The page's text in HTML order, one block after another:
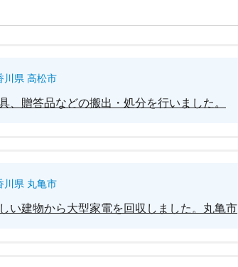
川県 高松市
、贈答品などの搬出・処分を行いました。
川県 丸亀市
い建物から大型家電を回収しました。丸亀市